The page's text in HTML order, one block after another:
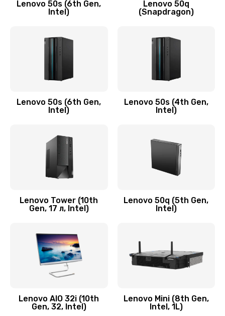
Замена модуля HDMI
590 руб.
Замена задней крышки устройства
Замена микросхемы (звук, контроллер,
процессор)
Замена кнопки включения/выключения
Заказать
Lenovo 50s (6th Gen,
Intel)
Lenovo 50q
(Snapdragon)
Lenovo 50s (6th Gen,
Intel)
Lenovo 50s (4th Gen,
Intel)
Lenovo Tower (10th
Gen, 17 л, Intel)
Lenovo 50q (5th Gen,
Intel)
Lenovo AIO 32i (10th
Gen, 32, Intel)
Lenovo Mini (8th Gen,
Intel, 1L)